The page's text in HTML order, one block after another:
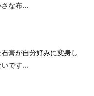
な布...
膏が自分好みに変身し
です...